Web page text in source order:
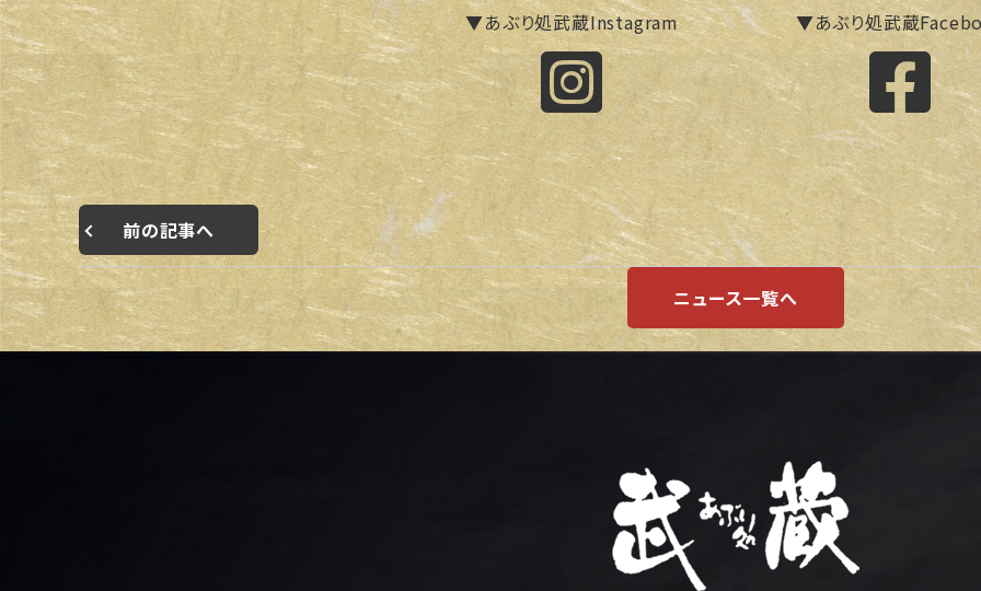
▼あぶり処武蔵Instagram ▼あぶり処武蔵
前の記事へ
ニュース一覧へ